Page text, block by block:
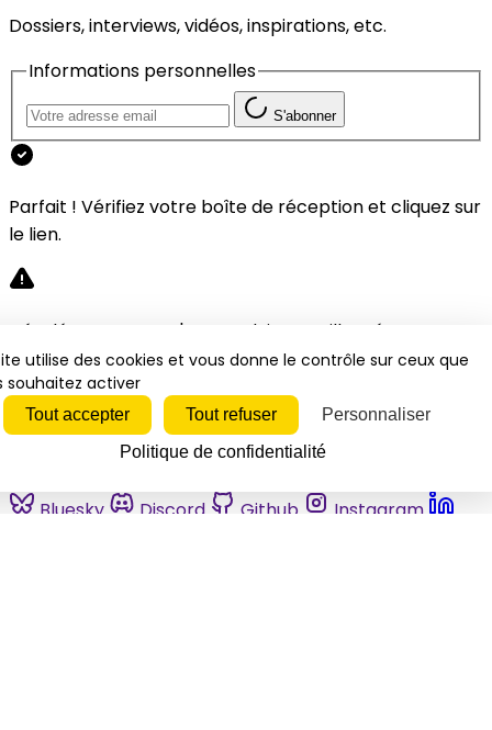
Dossiers, interviews, vidéos, inspirations, etc.
Informations personnelles
S'abonner
Parfait ! Vérifiez votre boîte de réception et cliquez sur
le lien.
Désolé, une erreur s'est produite. Veuillez réessayer.
Fermer
Bluesky Discord Github
Instagram
utilise des cookies et vous donne le contrôle sur ceux que
souhaitez activer
Tout accepter Tout refuser
Personnaliser
Politique de confidentialité